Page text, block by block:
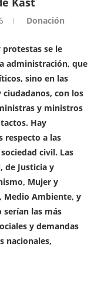
Donación
protestas se le
administración, que
sino en las
ciudadanos, con los
y ministros
Hay
respecto a las
civil. Las
de Justicia y
Mujer y
Medio Ambiente, y
serían las más
y demandas
nacionales,